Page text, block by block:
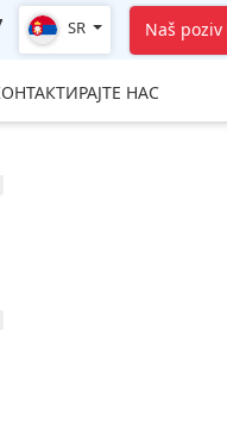
SR Naš poziv
НАС